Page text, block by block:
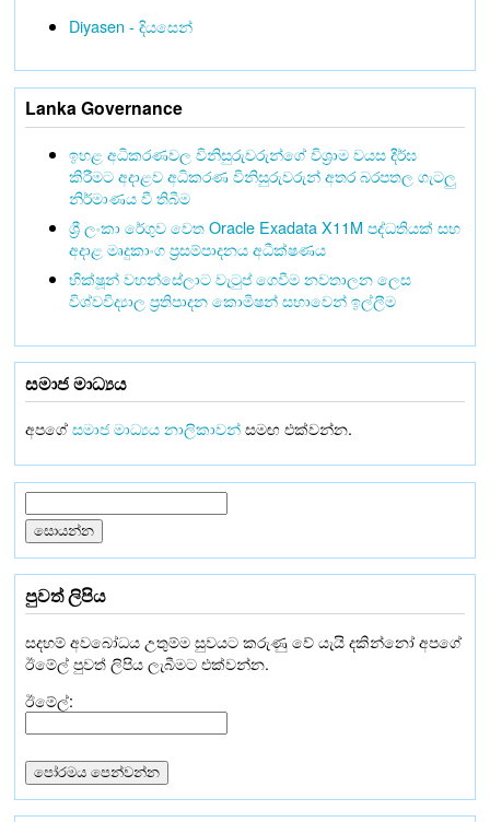
Diyasen - දියසෙන්
Lanka Governance
ඉහළ අධිකරණවල විනිසුරුවරුන්ගේ විශ්‍රාම වයස දීර්ඝ
කිරීමට අදාළව අධිකරණ විනිසුරුවරුන් අතර බරපතල ගැටලු
නිර්මාණය වී තිබීම
ශ්‍රී ලංකා රේගුව වෙත Oracle Exadata X11M පද්ධතියක් සහ
අදාළ මෘදුකාංග ප්‍රසම්පාදනය අධීක්ෂණය
භික්ෂූන් වහන්සේලාට වැටුප් ගෙවීම නවතාලන ලෙස
විශ්වවිද්‍යාල ප්‍රතිපාදන කොමිෂන් සභාවෙන් ඉල්ලීම
සමාජ මාධ්‍යය
අපගේසමාජ මාධ්‍යය නාලිකාවන්සමඟ එක්වන්න.
පුවත් ලිපිය
සදහම් අවබෝධය උතුම්ම සුවයට කරුණු වේ යැයි දකින්නෝ අපගේ
ඊමේල් පුවත් ලිපිය ලැබීමට එක්වන්න.
ඊමේල්: